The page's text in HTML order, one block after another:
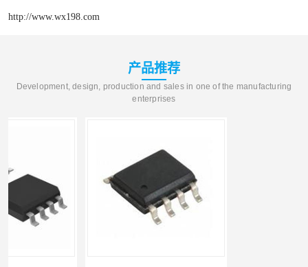
http://www.wx198.com
产品推荐
Development, design, production and sales in one of the manufacturing
enterprises